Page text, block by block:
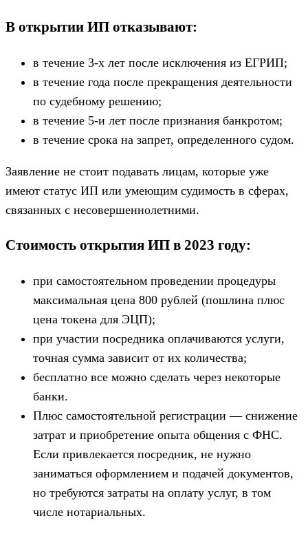
В открытии ИП отказывают:
в течение 3-х лет после исключения из ЕГРИП;
в течение года после прекращения деятельности
по судебному решению;
в течение 5-и лет после признания банкротом;
в течение срока на запрет, определенного судом.
Заявление не стоит подавать лицам, которые уже
имеют статус ИП или умеющим судимость в сферах,
связанных с несовершеннолетними.
Стоимость открытия ИП в 2023 году:
при самостоятельном проведении процедуры
максимальная цена 800 рублей (пошлина плюс
цена токена для ЭЦП);
при участии посредника оплачиваются услуги,
точная сумма зависит от их количества;
бесплатно все можно сделать через некоторые
банки.
Плюс самостоятельной регистрации — снижение
затрат и приобретение опыта общения с ФНС.
Если привлекается посредник, не нужно
заниматься оформлением и подачей документов,
но требуются затраты на оплату услуг, в том
числе нотариальных.